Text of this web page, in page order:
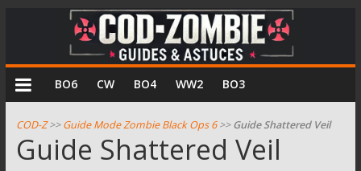
COD
Zombie
Guides
BO6 CW BO4 WW2 BO3
COD-Z>>Guide Mode Zombie Black Ops 6>>Guide Shattered Veil
Guide Shattered Veil